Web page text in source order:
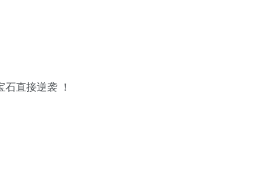
石直接逆袭 ！